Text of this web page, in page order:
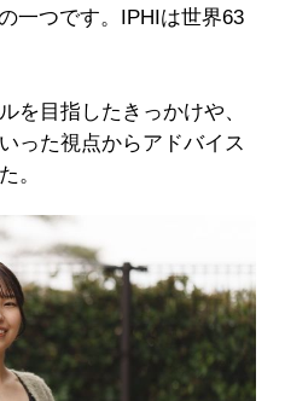
一つです。IPHIは世界63
を目指したきっかけや、
った視点からアドバイス
。